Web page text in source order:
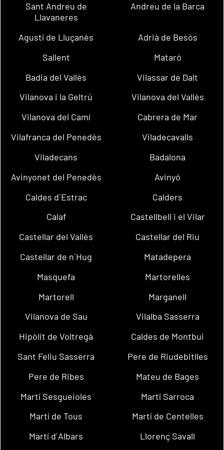
Sant Andreu de
Llavaneres
Andreu de la Barca
Agustí de Lluçanès
Adrià de Besòs
Sallent
Mataró
Badia del Vallès
Vilassar de Dalt
Vilanova i la Geltrú
Vilanova del Vallès
Vilanova del Camí
Cabrera de Mar
Vilafranca del Penedès
Viladecavalls
Viladecans
Badalona
Avinyonet del Penedès
Avinyó
Caldes d´Estrac
Calders
Calaf
Castellbell i el Vilar
Castellar del Vallès
Castellar del Riu
Castellar de n´Hug
Matadepera
Masquefa
Martorelles
Martorell
Marganell
Vilanova de Sau
Vilalba Sasserra
Hipòlit de Voltregà
Caldes de Montbui
Sant Feliu Sasserra
Pere de Riudebitlles
Pere de Ribes
Mateu de Bages
Martí Sesgueioles
Martí Sarroca
Martí de Tous
Martí de Centelles
Martí d´Albars
Llorenç Savall